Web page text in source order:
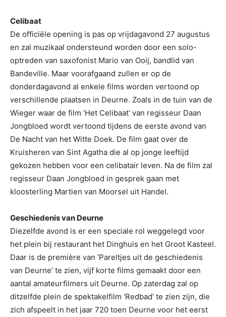
Celibaat
De officiële opening is pas op vrijdagavond 27 augustus
en zal muzikaal ondersteund worden door een solo-
optreden van saxofonist Mario van Ooij, bandlid van
Bandeville. Maar voorafgaand zullen er op de
donderdagavond al enkele films worden vertoond op
verschillende plaatsen in Deurne. Zoals in de tuin van de
Wieger waar de film ‘Het Celibaat’ van regisseur Daan
Jongbloed wordt vertoond tijdens de eerste avond van
De Nacht van het Witte Doek. De film gaat over de
Kruisheren van Sint Agatha die al op jonge leeftijd
gekozen hebben voor een celibatair leven. Na de film zal
regisseur Daan Jongbloed in gesprek gaan met
kloosterling Martien van Moorsel uit Handel.
Geschiedenis van Deurne
Diezelfde avond is er een speciale rol weggelegd voor
het plein bij restaurant het Dinghuis en het Groot Kasteel.
Daar is de première van ‘Pareltjes uit de geschiedenis
van Deurne’ te zien, vijf korte films gemaakt door een
aantal amateurfilmers uit Deurne. Op zaterdag zal op
ditzelfde plein de spektakelfilm ‘Redbad’ te zien zijn, die
zich afspeelt in het jaar 720 toen Deurne voor het eerst